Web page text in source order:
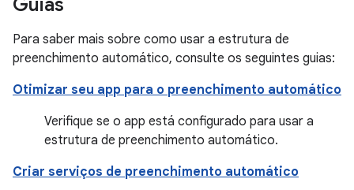
Guias
Para saber mais sobre como usar a estrutura de
preenchimento automático, consulte os seguintes guias:
Otimizar seu app para o preenchimento automático
Verifique se o app está configurado para usar a
estrutura de preenchimento automático.
Criar serviços de preenchimento automático